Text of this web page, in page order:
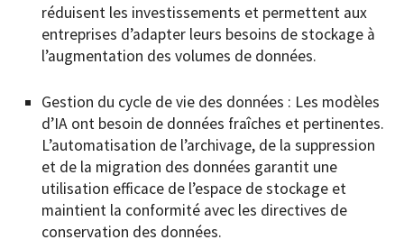
réduisent les investissements et permettent aux
entreprises d’adapter leurs besoins de stockage à
l’augmentation des volumes de données.
Gestion du cycle de vie des données : Les modèles
d’IA ont besoin de données fraîches et pertinentes.
L’automatisation de l’archivage, de la suppression
et de la migration des données garantit une
utilisation efficace de l’espace de stockage et
maintient la conformité avec les directives de
conservation des données.